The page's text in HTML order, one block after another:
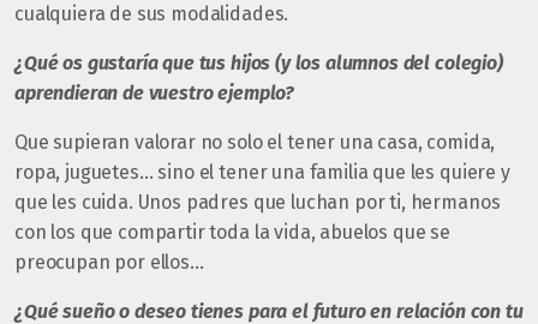
cualquiera de sus modalidades.
¿Qué os gustaría que tus hijos (y los alumnos del colegio)
aprendieran de vuestro ejemplo?
Que supieran valorar no solo el tener una casa, comida,
ropa, juguetes… sino el tener una familia que les quiere y
que les cuida. Unos padres que luchan por ti, hermanos
con los que compartir toda la vida, abuelos que se
preocupan por ellos…
¿Qué sueño o deseo tienes para el futuro en relación con tu